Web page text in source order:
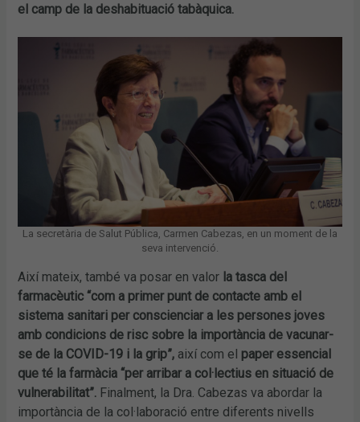
el camp de la deshabituació tabàquica.
La secretària de Salut Pública, Carmen Cabezas, en un moment de la
seva intervenció.
Així mateix, també va posar en valor la tasca del
farmacèutic “com a primer punt de contacte amb el
sistema sanitari per conscienciar a les persones joves
amb condicions de risc sobre la importància de vacunar-
se de la COVID-19 i la grip”, així com el paper essencial
que té la farmàcia “per arribar a col·lectius en situació de
vulnerabilitat”. Finalment, la Dra. Cabezas va abordar la
importància de la col·laboració entre diferents nivells